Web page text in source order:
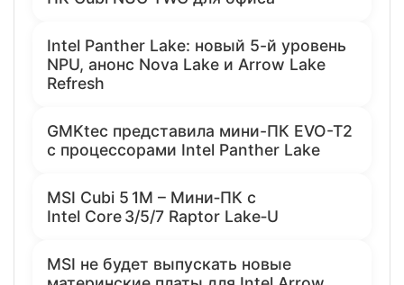
Intel Panther Lake: новый 5-й уровень
NPU, анонс Nova Lake и Arrow Lake
Refresh
GMKtec представила мини-ПК EVO-T2
с процессорами Intel Panther Lake
MSI Cubi 5 1M – Мини‑ПК с
Intel Core 3/5/7 Raptor Lake‑U
MSI не будет выпускать новые